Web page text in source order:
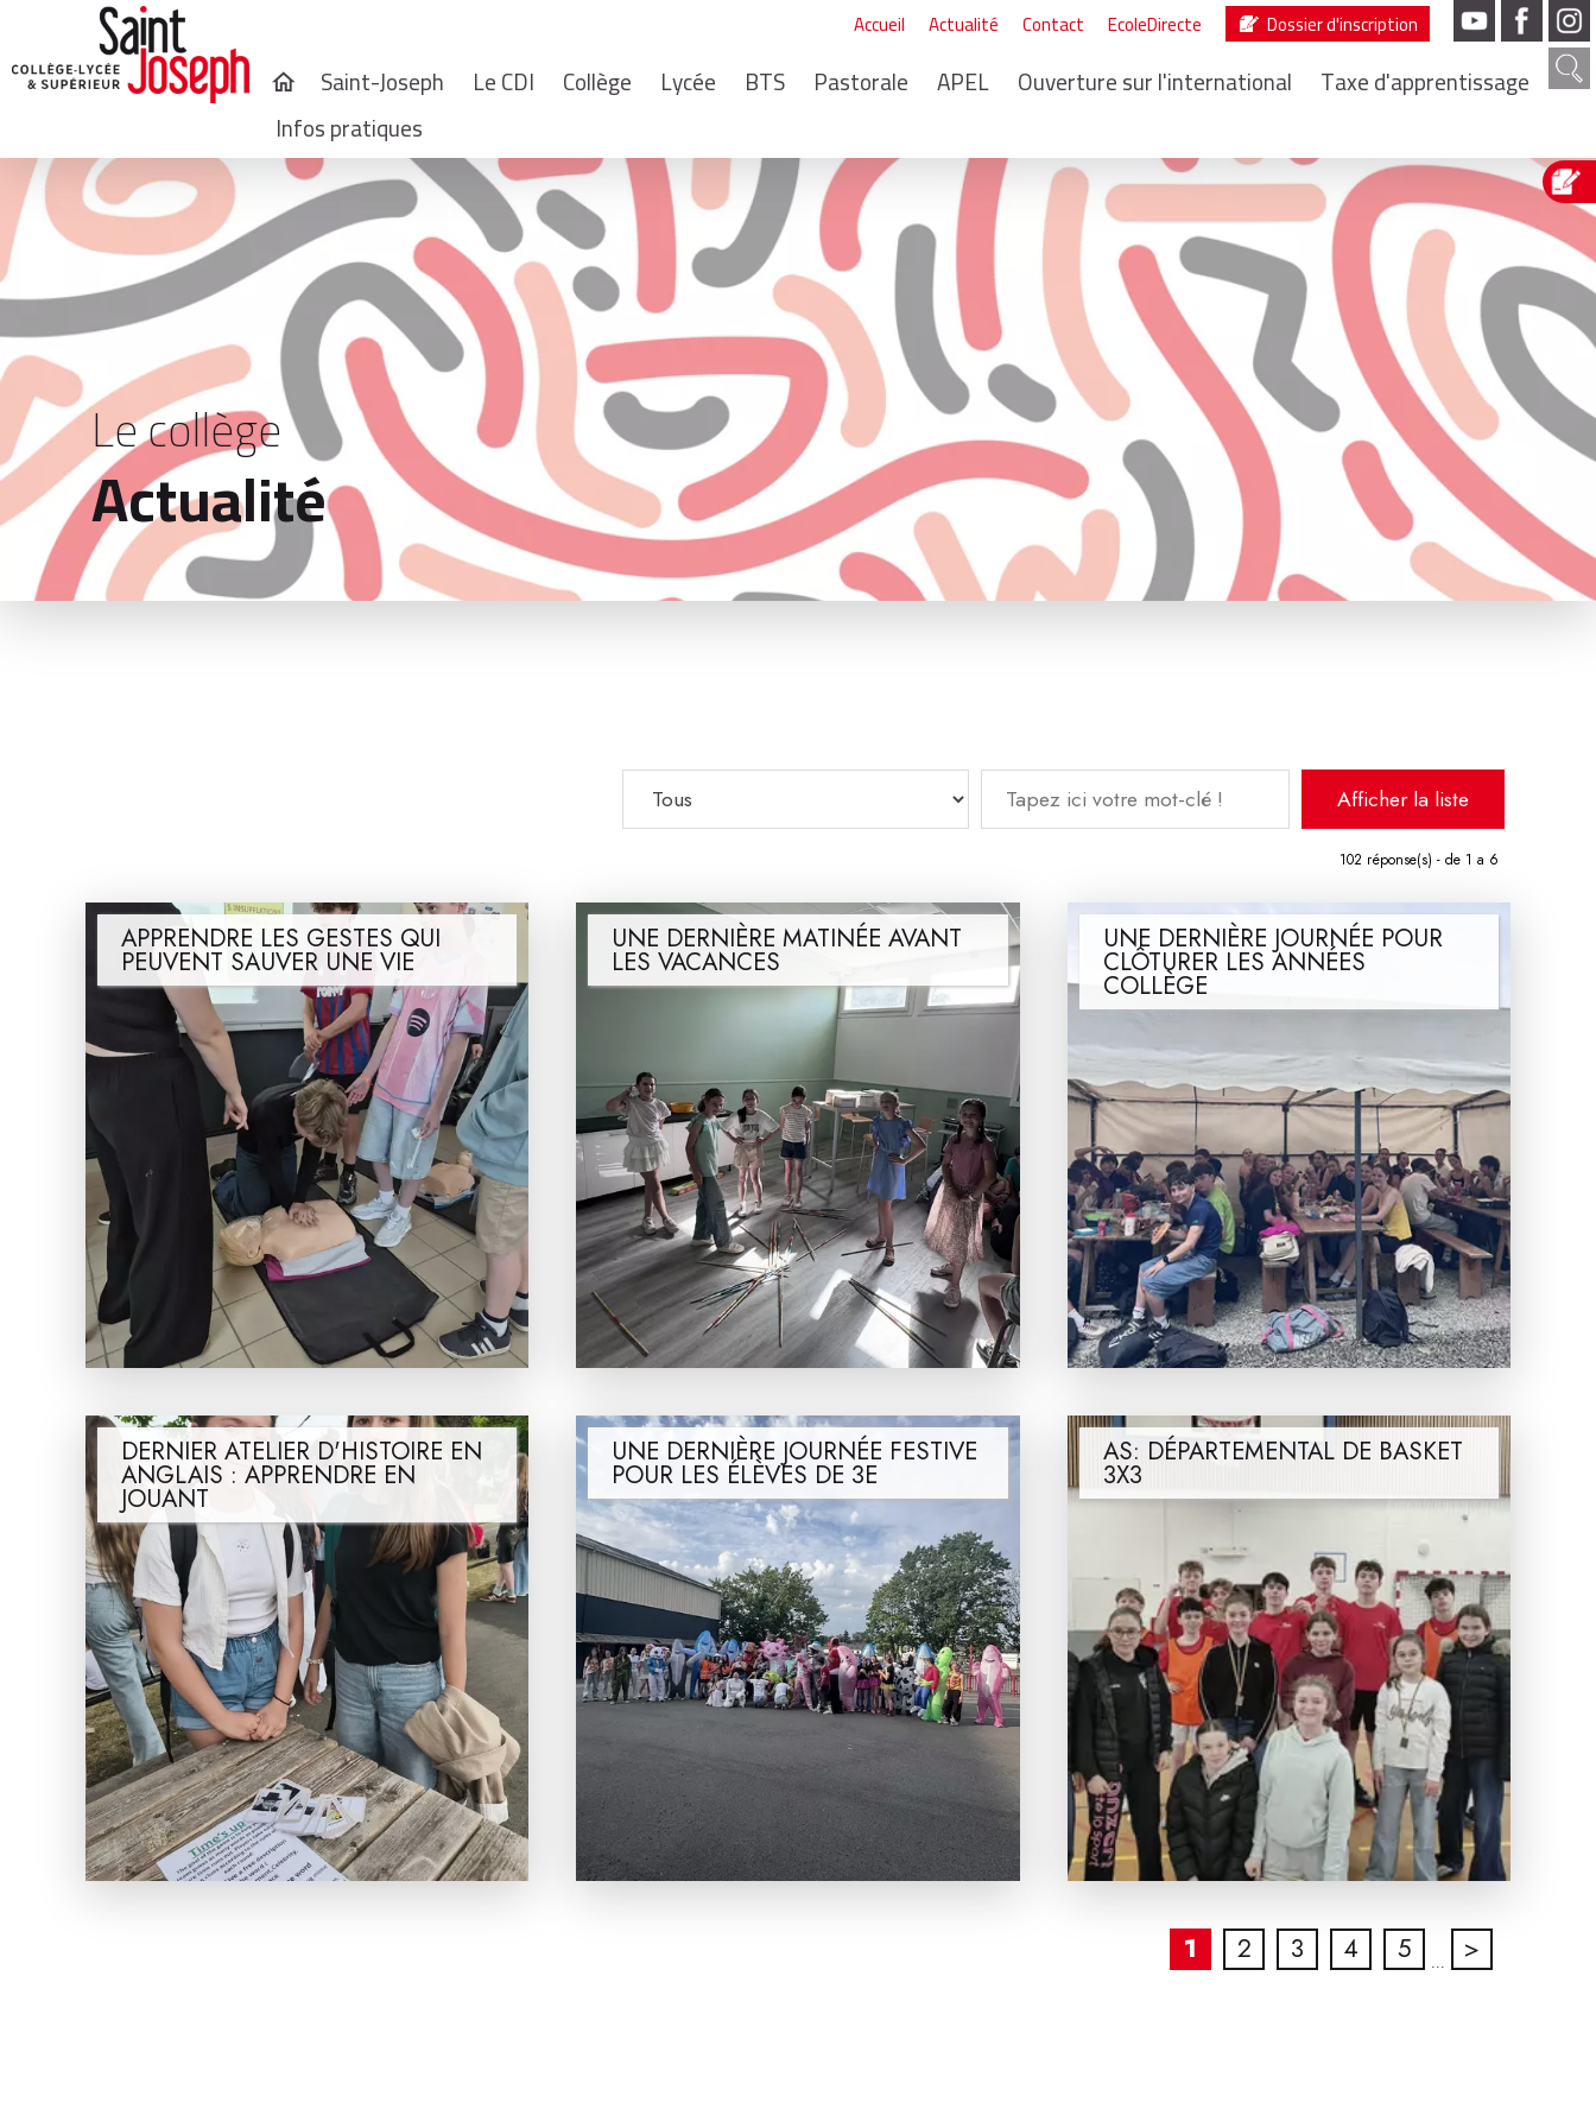
Accueil Actualité Contact EcoleDirecte Dossier d'inscription
home Saint-Joseph Le CDI Collège Lycée BTS Pastorale APEL Ouverture sur l'international
Taxe d'apprentissage
Infos pratiques
Le collège
Actualité
102 réponse(s) - de 1 a 6
APPRENDRE LES GESTES QUI
PEUVENT SAUVER UNE VIE
UNE DERNIÈRE MATINÉE AVANT
LES VACANCES
UNE DERNIÈRE JOURNÉE POUR
CLÔTURER LES ANNÉES
COLLÈGE
DERNIER ATELIER D'HISTOIRE EN
ANGLAIS : APPRENDRE EN
JOUANT
UNE DERNIÈRE JOURNÉE FESTIVE
POUR LES ÉLÈVES DE 3E
AS: DÉPARTEMENTAL DE BASKET
3X3
1 2 3 4 5 ... >